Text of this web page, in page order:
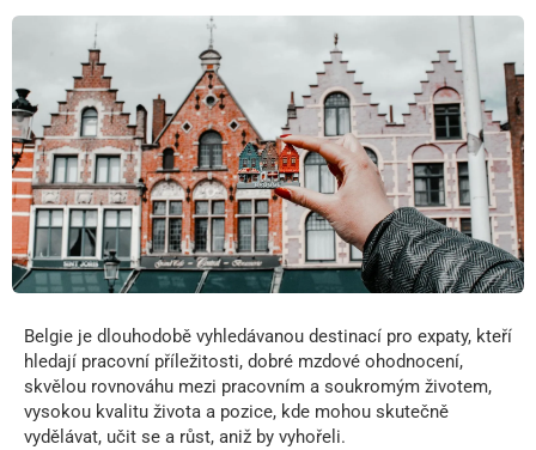
Belgie je dlouhodobě vyhledávanou destinací pro expaty, kteří
hledají pracovní příležitosti, dobré mzdové ohodnocení,
skvělou rovnováhu mezi pracovním a soukromým životem,
vysokou kvalitu života a pozice, kde mohou skutečně
vydělávat, učit se a růst, aniž by vyhořeli.